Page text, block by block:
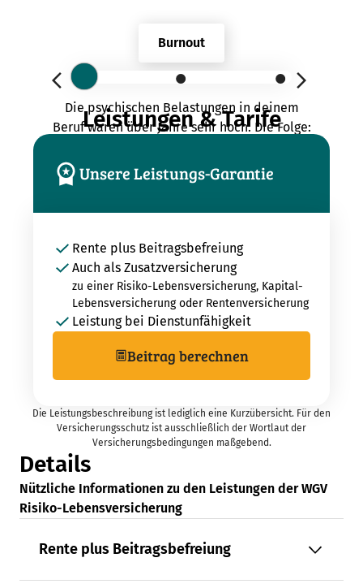
Burnout
Die psychischen Belastungen in deinem
Beruf waren über Jahre sehr hoch. Die Folge:
Leistungen & Tarife
Unsere Leistungs-Garantie
Rente plus Beitragsbefreiung
Auch als Zusatzversicherung
zu einer Risiko-Lebensversicherung, Kapital-
Lebensversicherung oder Rentenversicherung
Leistung bei Dienstunfähigkeit
Beitrag berechnen
Die Leistungsbeschreibung ist lediglich eine Kurzübersicht. Für den
Versicherungsschutz ist ausschließlich der Wortlaut der
Versicherungsbedingungen maßgebend.
Details
Nützliche Informationen zu den Leistungen der WGV
Risiko-Lebensversicherung
Rente plus Beitragsbefreiung